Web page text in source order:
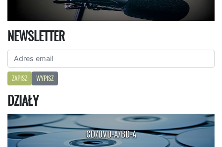
NEWSLETTER
ZAPISZ WYPISZ
DZIAŁY
CD/DVD-A/BD-A